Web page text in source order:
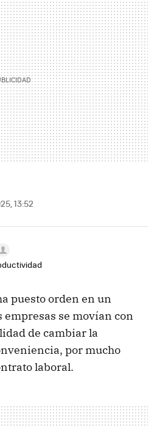
MAIL
13:52
puesto orden en un
se movían con
de cambiar la
por mucho
laboral.